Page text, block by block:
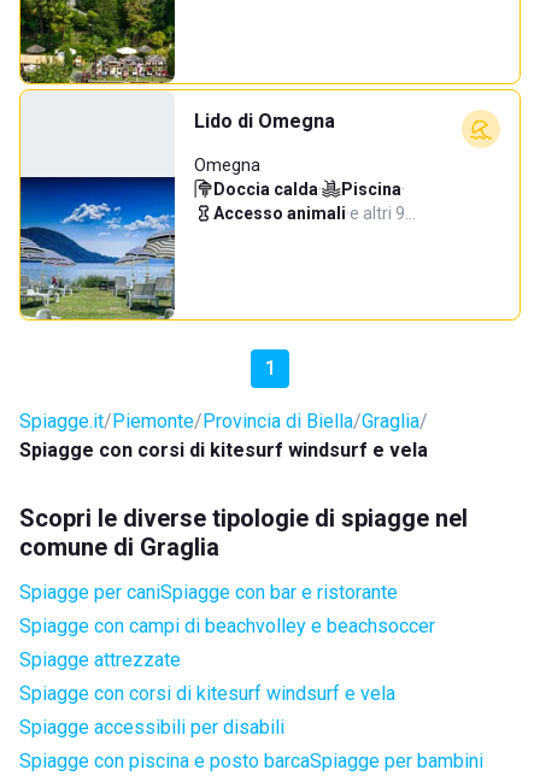
Lido di Omegna
Omegna
Doccia calda· Piscina·
Accesso animali·e altri 9…
1
Spiagge.it Piemonte Provincia di Biella Graglia
Spiagge con corsi di kitesurf windsurf e vela
Scopri le diverse tipologie di spiagge nel
comune di Graglia
Spiagge per caniSpiagge con bar e ristorante
Spiagge con campi di beachvolley e beachsoccer
Spiagge attrezzate
Spiagge con corsi di kitesurf windsurf e vela
Spiagge accessibili per disabili
Spiagge con piscina e posto barcaSpiagge per bambini